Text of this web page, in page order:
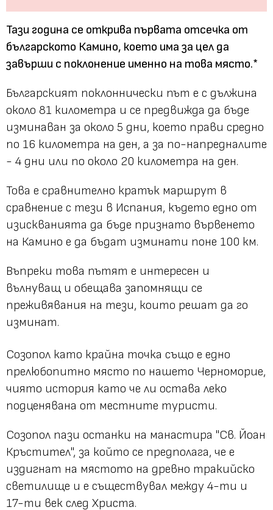
Тази година се открива първата отсечка от
българското Камино, което има за цел да
завърши с поклонение именно на това място.*
Българският поклоннически път е с дължина
около 81 километра и се предвижда да бъде
изминаван за около 5 дни, което прави средно
по 16 километра на ден, а за по-напредналите
- 4 дни или по около 20 километра на ден.
Това е сравнително кратък маршрут в
сравнение с тези в Испания, където едно от
изискванията да бъде признато вървенето
на Камино е да бъдат изминати поне 100 км.
Въпреки това пътят е интересен и
вълнуващ и обещава запомнящи се
преживявания на тези, които решат да го
изминат.
Созопол като крайна точка също е едно
прелюбопитно място по нашето Черноморие,
чиято история като че ли остава леко
подценявана от местните туристи.
Созопол пази останки на манастира "Св. Йоан
Кръстител", за който се предполага, че е
издигнат на мястото на древно тракийско
светилище и е съществувал между 4-ти и
17-ти век след Христа.